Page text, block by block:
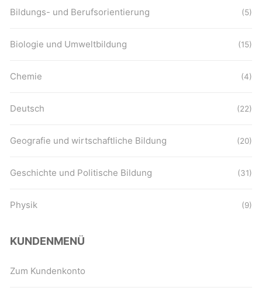
Bildungs- und Berufsorientierung (5)
Biologie und Umweltbildung (15)
Chemie (4)
Deutsch (22)
Geografie und wirtschaftliche Bildung (20)
Geschichte und Politische Bildung (31)
Physik (9)
KUNDENMENÜ
Zum Kundenkonto